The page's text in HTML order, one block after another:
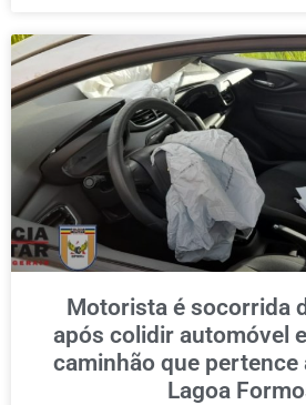
Motorista é socorrida
após colidir automóvel
caminhão que pertence
Lagoa